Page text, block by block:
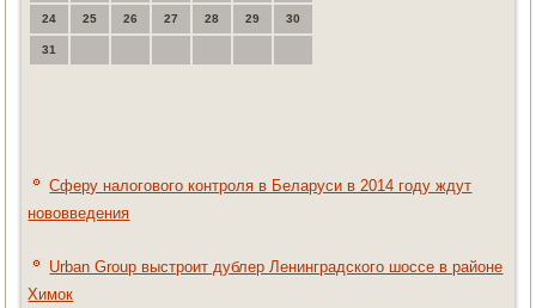
24 25 26 27 28 29 30
31
Сферу налогового контроля в Беларуси в 2014 году ждут
нововведения
Urban Group выстроит дублер Ленинградского шоссе в районе
Химок